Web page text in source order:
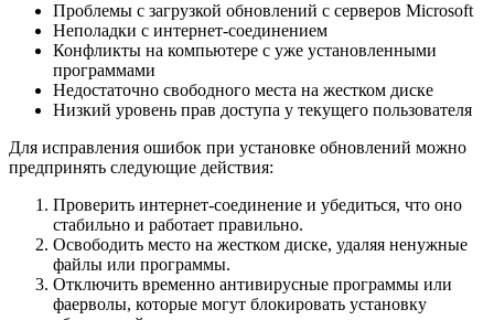
Проблемы с загрузкой обновлений с серверов Microsoft
Неполадки с интернет-соединением
Конфликты на компьютере с уже установленными
программами
Недостаточно свободного места на жестком диске
Низкий уровень прав доступа у текущего пользователя
Для исправления ошибок при установке обновлений можно
предпринять следующие действия:
Проверить интернет-соединение и убедиться, что оно
стабильно и работает правильно.
Освободить место на жестком диске, удаляя ненужные
файлы или программы.
Отключить временно антивирусные программы или
фаерволы, которые могут блокировать установку